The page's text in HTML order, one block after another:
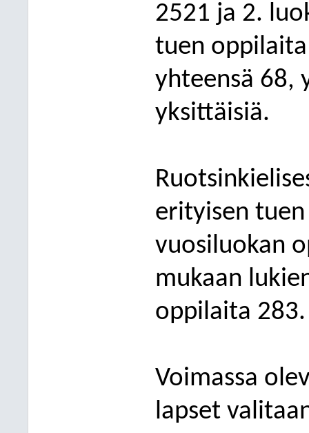
2521 ja 2.
tuen
yhteensä 68,
yksittäisiä.
erityisen
vuosiluokan
mukaan
oppilaita 283.
Voimassa
lapset